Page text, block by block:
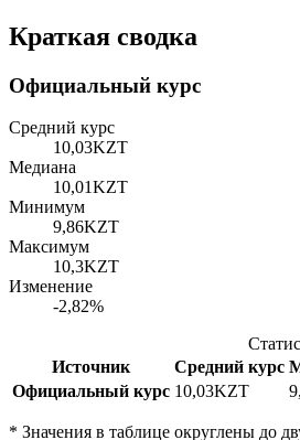
Краткая сводка
Официальный курс
Средний курс
10,03KZT
Медиана
10,01KZT
Минимум
9,86KZT
Максимум
10,3KZT
Изменение
-2,82%
Источник
Средний курс
Официальный курс 10,03KZT
* Значения в таблице округлены до